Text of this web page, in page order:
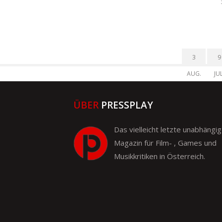
3
AUG.
9
ÜBER PRESSPLAY
Das vielleicht letzte
Magazin für Film- , Games und
Musikkritiken in Österreich.